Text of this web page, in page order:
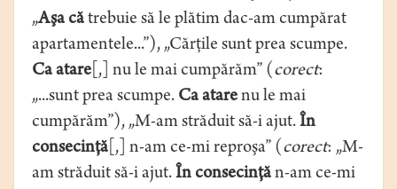
„Aşa cătrebuie să le plătim dac-am cumpărat
apartamentele...”), „Cărţile sunt prea scumpe.
Ca atare[,] nu le mai cumpărăm” (corect:
„...sunt prea scumpe. Ca atarenu le mai
cumpărăm”), „M-am străduit să-i ajut.În
consecinţă[,] n-am ce-mi reproşa” (corect: „M-
am străduit să-i ajut.În consecinţăn-am ce-mi